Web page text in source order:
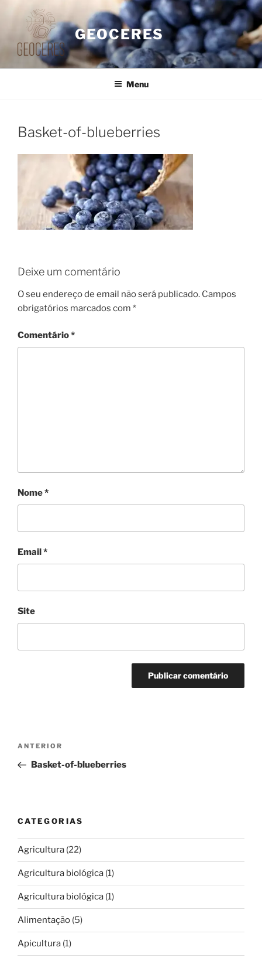
conteúdo
GEOCERES
Menu
Basket-of-blueberries
Deixe um comentário
O seu endereço de email não será publicado. Campos
obrigatórios marcados com *
Comentário*
Nome*
Email*
Site
Navegação
artigos
Conteúdo
anterior
ANTERIOR
Basket-of-blueberries
CATEGORIAS
Agricultura (22)
Agricultura biológica (1)
Agricultura biológica (1)
Alimentação (5)
Apicultura (1)